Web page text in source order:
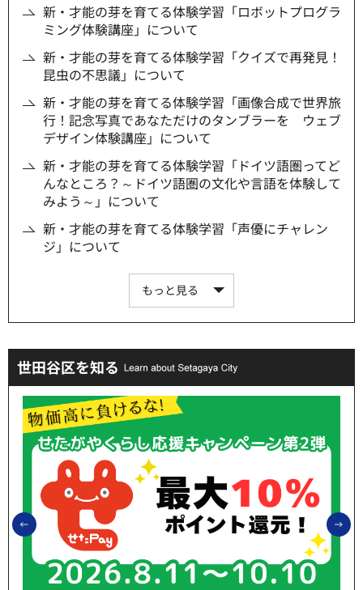
新・才能の芽を育てる体験学習「ロボットプログラ
ミング体験講座」について
新・才能の芽を育てる体験学習「クイズで再発見！
昆虫の不思議」について
新・才能の芽を育てる体験学習「画像合成で世界旅
行！記念写真であなただけのタンブラーを ウェブ
デザイン体験講座」について
新・才能の芽を育てる体験学習「ドイツ語圏ってど
んなところ？～ドイツ語圏の文化や言語を体験して
みよう～」について
新・才能の芽を育てる体験学習「声優にチャレン
ジ」について
もっと見る
世田谷区を知る
前のスライドを表示